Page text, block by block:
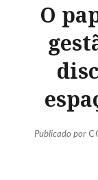
O
Publicado por